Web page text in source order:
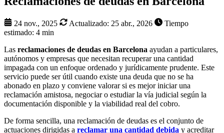
24 nov., 2025 Actualizado: 25 abr., 2026
Tiempo
estimado: 4 min
Las reclamaciones de deudas en Barcelona ayudan a particulares,
autónomos y empresas que necesitan recuperar una cantidad
impagada con un enfoque ordenado y jurídicamente prudente. Este
servicio puede ser útil cuando existe una deuda que no se ha
abonado en plazo y conviene valorar si es mejor iniciar una
reclamación amistosa, negociar o estudiar la vía judicial según la
documentación disponible y la viabilidad real del cobro.
De forma sencilla, una reclamación de deudas es el conjunto de
actuaciones dirigidas a reclamar una cantidad debida y acreditar